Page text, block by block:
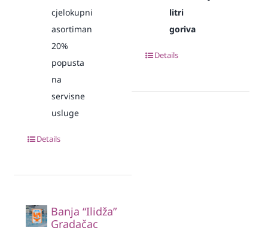
cjelokupni
asortiman
20%
popusta
na
servisne
usluge
Details
litri
goriva
Details
Banja “Ilidža”
Gradačac